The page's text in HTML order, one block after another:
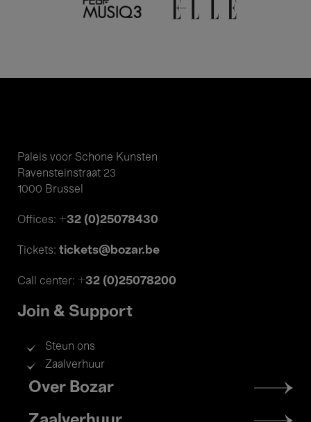
Paleis voor Schone Kunsten
Ravensteinstraat 23
1000 Brussel
Offices: +32 (0)25078430
Tickets: tickets@bozar.be
Call center: +32 (0)25078200
Join & Support
Steun ons
Zaalverhuur
Footer
menu
Over Bozar